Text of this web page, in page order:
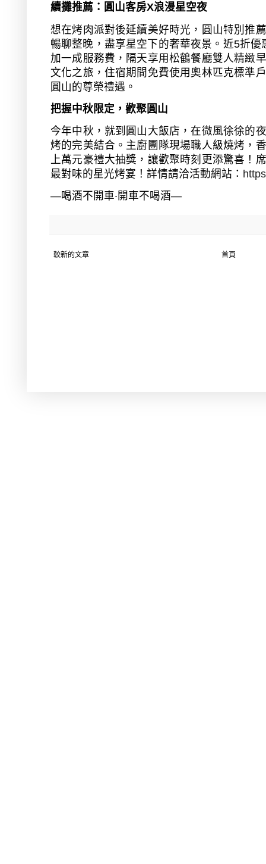
續攤推薦：圓山客房X浪漫星空夜
想在烤肉派對後延續美好時光，圓山特別推
暢聊整晚，盡享星空下的奢華夜景。近5折優
加一成服務費，隔天享用松鶴餐廳雙人精緻
文化之旅，住宿期間免費使用奧林匹克標準
圓山的尊榮禮遇。
把握中秋限定，歡聚圓山
今年中秋，就到圓山大飯店，在微風徐徐的
烤的完美結合。主廚團隊現場職人級燒烤，
上萬元豪禮大抽獎，讓歡聚時刻更添驚喜！
最對味的星光烤宴！詳情請洽活動網站：
—喝酒不開車‧開車不喝酒—
較新的文章 首頁